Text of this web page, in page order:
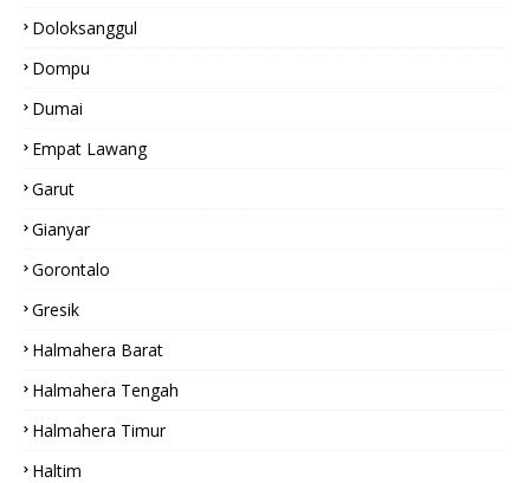
Doloksanggul
Dompu
Dumai
Empat Lawang
Garut
Gianyar
Gorontalo
Gresik
Halmahera Barat
Halmahera Tengah
Halmahera Timur
Haltim